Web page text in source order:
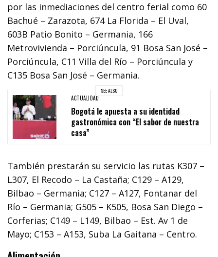
por las inmediaciones del centro ferial como 60
Bachué – Zarazota, 674 La Florida – El Uval,
603B Patio Bonito – Germania, 166
Metrovivienda – Porciúncula, 91 Bosa San José –
Porciúncula, C11 Villa del Río – Porciúncula y
C135 Bosa San José – Germania.
SEE ALSO
ACTUALIDAD
Bogotá le apuesta a su identidad
gastronómica con “El sabor de nuestra
casa”
También prestarán su servicio las rutas K307 –
L307, El Recodo – La Castaña; C129 – A129,
Bilbao – Germania; C127 – A127, Fontanar del
Río – Germania; G505 – K505, Bosa San Diego –
Corferias; C149 – L149, Bilbao – Est. Av 1 de
Mayo; C153 – A153, Suba La Gaitana – Centro.